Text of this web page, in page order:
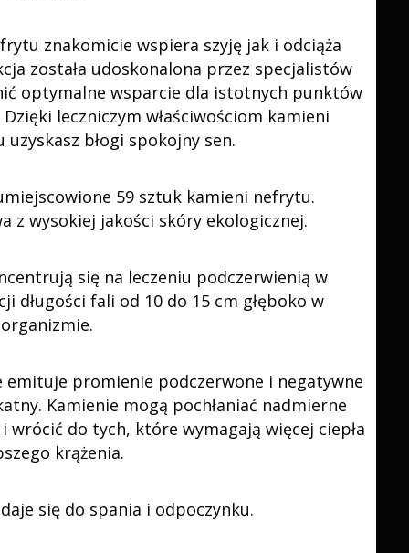
znakomicie wspiera szyję jak i odciąża
została udoskonalona przez specjalistów
optymalne wsparcie dla istotnych punktów
Dzięki leczniczym właściwościom kamieni
błogi spokojny sen.
59 sztuk kamieni nefrytu.
z wysokiej jakości skóry ekologicznej.
się na leczeniu podczerwienią w
długości fali od 10 do 15 cm głęboko w
organizmie.
promienie podczerwone i negatywne
Kamienie mogą pochłaniać nadmierne
wrócić do tych, które wymagają więcej ciepła
krążenia.
się do spania i odpoczynku.